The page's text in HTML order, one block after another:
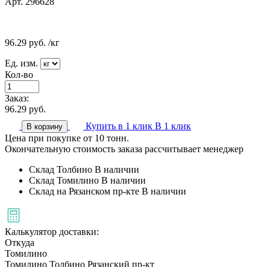
96.29 руб. /кг
Ед. изм.
Кол-во
Заказ:
96.29 руб.
В корзину Купить в 1 клик В 1 клик
Цена при покупке от 10 тонн.
Окончательную стоимость заказа рассчитывает менеджер
Склад Толбино В наличии
Склад Томилино В наличии
Склад на Рязанском пр-кте В наличии
Калькулятор доставки:
Откуда
Томилино
Томилино Толбино Рязанский пр-кт